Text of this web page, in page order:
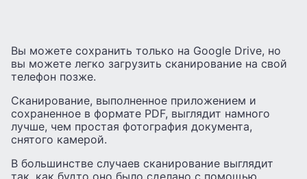
Вы можете сохранить только на Google Drive, но
вы можете легко загрузить сканирование на свой
телефон позже.
Сканирование, выполненное приложением и
сохраненное в формате PDF, выглядит намного
лучше, чем простая фотография документа,
снятого камерой.
В большинстве случаев сканирование выглядит
так, как будто оно было сделано с помощью